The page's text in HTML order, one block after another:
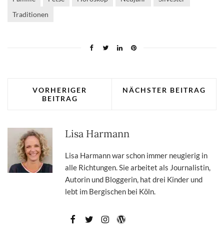
Traditionen
VORHERIGER
BEITRAG
NÄCHSTER BEITRAG
Lisa Harmann
Lisa Harmann war schon immer neugierig in
alle Richtungen. Sie arbeitet als Journalistin,
Autorin und Bloggerin, hat drei Kinder und
lebt im Bergischen bei Köln.